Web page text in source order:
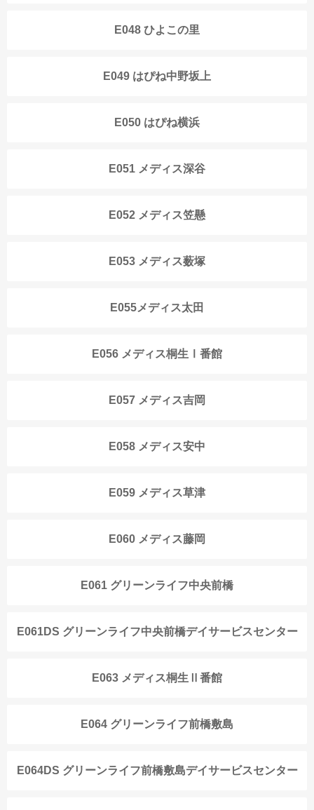
E048 ひよこの里
E049 はぴね中野坂上
E050 はぴね横浜
E051 メディス深谷
E052 メディス笠懸
E053 メディス薮塚
E055メディス太田
E056 メディス桐生Ⅰ番館
E057 メディス吉岡
E058 メディス安中
E059 メディス草津
E060 メディス藤岡
E061 グリーンライフ中央前橋
E061DS グリーンライフ中央前橋デイサービスセンター
E063 メディス桐生Ⅱ番館
E064 グリーンライフ前橋敷島
E064DS グリーンライフ前橋敷島デイサービスセンター